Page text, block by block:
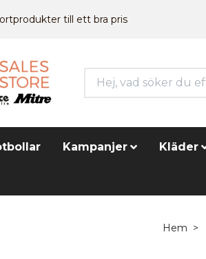
till ett bra pris
Kampanjer Kläder
Hem